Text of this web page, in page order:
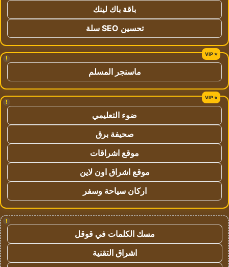
باقة باك لينك
تحسين SEO سلة
!
ماسنجر المسلم
!
ضوء التعليمي
صحيفة برق
موقع اشراقات
موقع اشراق اون لاين
اركان سياحة وسفر
!
مسك الكلمات في قوقل
اشراق التقنية